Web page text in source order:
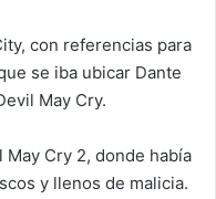
con referencias para
se iba ubicar Dante
May Cry.
Cry 2, donde había
y llenos de malicia.